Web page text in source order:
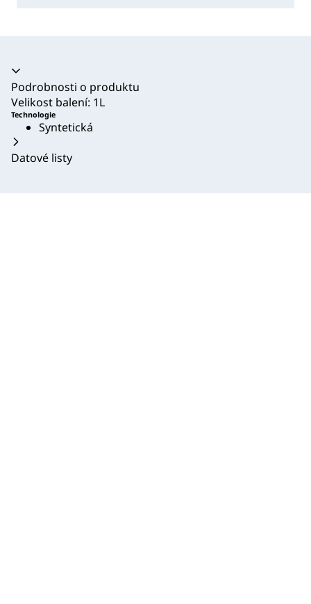
Akordeon se zhroutil
Podrobnosti o produktu
Velikost balení: 1L
Technologie
Syntetická
Datové listy